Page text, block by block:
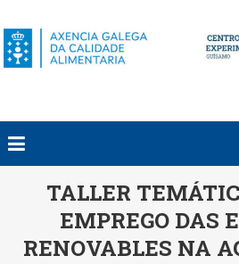
al
contenido
TALLER
EMPREGO DAS
RENOVABLES NA